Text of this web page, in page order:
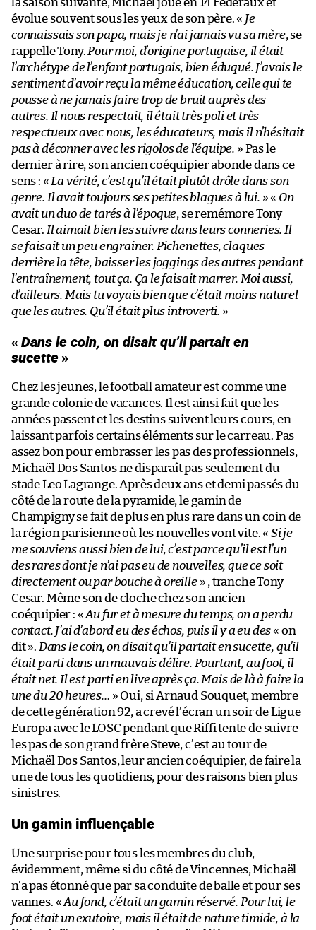
évolue souvent sous les yeux de son père. « Je
connaissais son papa, mais je n’ai jamais vu sa mère, se
rappelle Tony. Pour moi, d’origine portugaise, il était
l’archétype de l’enfant portugais, bien éduqué. J’avais le
sentiment d’avoir reçu la même éducation, celle qui te
pousse à ne jamais faire trop de bruit auprès des
autres. Il nous respectait, il était très poli et très
respectueux avec nous, les éducateurs, mais il n’hésitait
pas à déconner avec les rigolos de l’équipe. » Pas le
dernier à rire, son ancien coéquipier abonde dans ce
sens : « La vérité, c’est qu’il était plutôt drôle dans son
genre. Il avait toujours ses petites blagues à lui. » « On
avait un duo de tarés à l’époque, se remémore Tony
Cesar. Il aimait bien les suivre dans leurs conneries. Il
se faisait un peu engrainer. Pichenettes, claques
derrière la tête, baisser les joggings des autres pendant
l’entraînement, tout ça. Ça le faisait marrer. Moi aussi,
d’ailleurs. Mais tu voyais bien que c’était moins naturel
que les autres. Qu’il était plus introverti. »
«Dans le coin, on disait qu’il partait en
sucette»
Chez les jeunes, le football amateur est comme une
grande colonie de vacances. Il est ainsi fait que les
années passent et les destins suivent leurs cours, en
laissant parfois certains éléments sur le carreau. Pas
assez bon pour embrasser les pas des professionnels,
Michaël Dos Santos ne disparaît pas seulement du
stade Leo Lagrange. Après deux ans et demi passés du
côté de la route de la pyramide, le gamin de
Champigny se fait de plus en plus rare dans un coin de
la région parisienne où les nouvelles vont vite. « Si je
me souviens aussi bien de lui, c’est parce qu’il est l’un
des rares dont je n’ai pas eu de nouvelles, que ce soit
directement ou par bouche à oreille» , tranche Tony
Cesar. Même son de cloche chez son ancien
coéquipier : «Au fur et à mesure du temps, on a perdu
contact. J’ai d’abord eu des échos, puis il y a eu des « on
dit ». Dans le coin, on disait qu’il partait en sucette, qu’il
était parti dans un mauvais délire. Pourtant, au foot, il
était net. Il est parti en live après ça. Mais de là à faire la
une du 20 heures… » Oui, si Arnaud Souquet, membre
de cette génération 92, a crevé l’écran un soir de Ligue
Europa avec le LOSC pendant que Riffi tente de suivre
les pas de son grand frère Steve, c’est au tour de
Michaël Dos Santos, leur ancien coéquipier, de faire la
une de tous les quotidiens, pour des raisons bien plus
sinistres.
Un gamin influençable
Une surprise pour tous les membres du club,
évidemment, même si du côté de Vincennes, Michaël
n’a pas étonné que par sa conduite de balle et pour ses
vannes. «Au fond, c’était un gamin réservé. Pour lui, le
foot était un exutoire, mais il était de nature timide, à la